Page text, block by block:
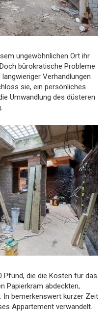
ungewöhnlichen Ort ihr
bürokratische Probleme
Verhandlungen
sie, ein persönliches
Umwandlung des düsteren
Pfund, die die Kosten für das
Papierkram abdeckten,
In bemerkenswert kurzer Zeit
Appartement verwandelt.